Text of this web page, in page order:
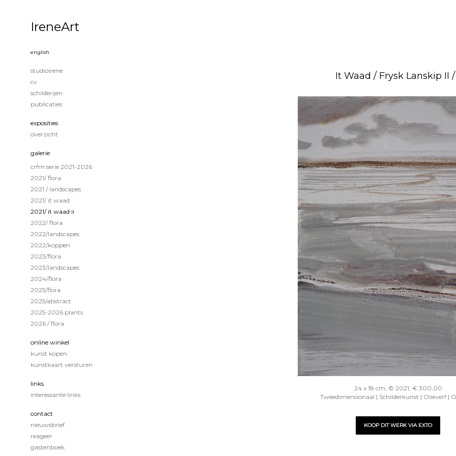
It Waad / Frysk Lanskip II /
24 x 18 cm, © 2021, € 300,00
Tweedimensionaal | Schilderkunst | Olieverf |
KOOP DIT WERK VIA EXTO
IreneArt
english
studioirene
cv
schilderijen
publicaties
exposities
overzicht
galerie
crfm serie 2021-2026
2021/ flora
2021 / landscapes
2021/ it waad
2021/ it waad ii
2022/ flora
2022/landscapes
2022/koppen
2023/flora
2023/landscapes
2024/flora
2025/flora
2025/abstract
2025-2026 plants
2026 / flora
online winkel
kunst kopen
kunstkaart versturen
links
interessante links
contact
nieuwsbrief
reageer
gastenboek